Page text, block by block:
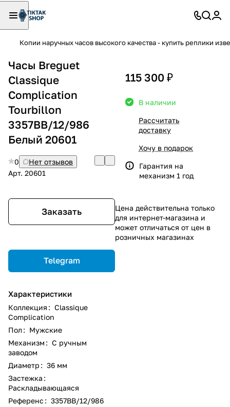
Копии наручных часов высокого качества - купить реплики
Часы Breguet
Classique
Complication
Tourbillon
3357BB/12/986
Белый 20601
0
Нет отзывов
Арт. 20601
Заказать
Telegram
Характеристики
Коллекция : Classique
Complication
Пол : Мужские
Механизм : С ручным
заводом
Диаметр : 36 мм
Застежка :
Раскладывающаяся
Референс : 3357BB/12/986
115 300 ₽
В наличии
Рассчитать
доставку
Хочу в подарок
Гарантия на
механизм 1 год
Цена действительна только
для интернет-магазина и
может отличаться от цен в
розничных магазинах